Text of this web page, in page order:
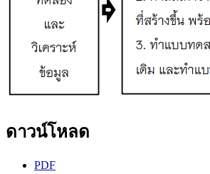
ดาวน์โหลด
PDF